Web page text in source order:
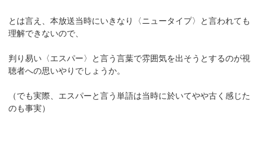
とは言え、本放送当時にいきなり〈ニュータイプ〉と言われても
理解できないので、
判り易い〈エスパー〉と言う言葉で雰囲気を出そうとするのが視
聴者への思いやりでしょうか。
（でも実際、エスパーと言う単語は当時に於いてやや古く感じた
のも事実）